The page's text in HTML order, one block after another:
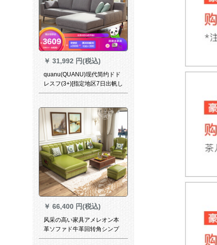
￥ 31,992 円(税込)
quanu(QUANU)现代简约ドド
レスフ(3+)[指定地区7日出帆し
ます。お问い合わせください
￥ 66,400 円(税込)
风采の高い家具アメレオン本
革ソファド牛革回转角シンプ
北米风軽豪华グール古复古古